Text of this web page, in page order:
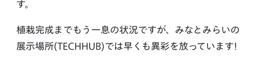
す。
植栽完成までもう一息の状況ですが、みなとみらいの
展示場所(TECHHUB)では早くも異彩を放っています!